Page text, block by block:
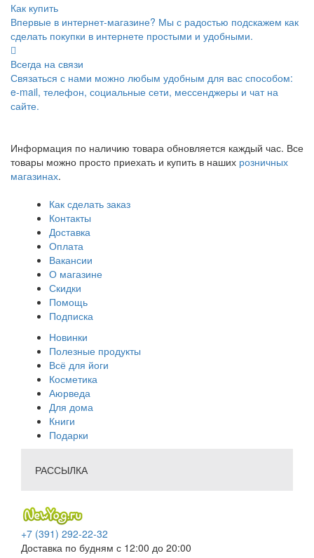
Как купить
Впервые в интернет-магазине? Мы с радостью подскажем как
сделать покупки в интернете простыми и удобными.
Всегда на связи
Связаться с нами можно любым удобным для вас способом:
e-mail, телефон, социальные сети, мессенджеры и чат на
сайте.
Информация по наличию товара обновляется каждый час. Все
товары можно просто приехать и купить в наших розничных
магазинах.
Как сделать заказ
Контакты
Доставка
Оплата
Вакансии
О магазине
Скидки
Помощь
Подписка
Новинки
Полезные продукты
Всё для йоги
Косметика
Аюрведа
Для дома
Книги
Подарки
РАССЫЛКА
+7 (391) 292-22-32
Доставка по будням с 12:00 до 20:00